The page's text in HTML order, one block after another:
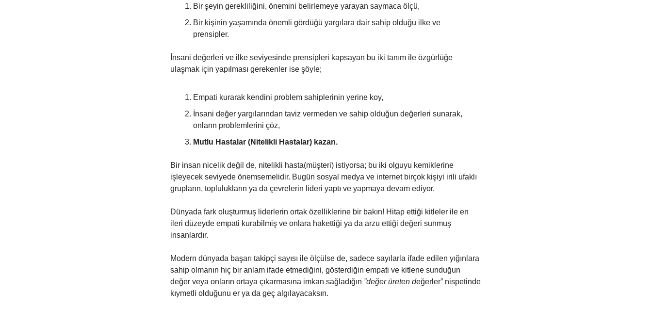
Bir şeyin gerekliliğini, önemini belirlemeye yarayan saymaca ölçü,
Bir kişinin yaşamında önemli gördüğü yargılara dair sahip olduğu ilke ve
prensipler.
İnsani değerleri ve ilke seviyesinde prensipleri kapsayan bu iki tanım ile özgürlüğe
ulaşmak için yapılması gerekenler ise şöyle;
Empati kurarak kendini problem sahiplerinin yerine koy,
İnsani değer yargılarından taviz vermeden ve sahip olduğun değerleri sunarak,
onların problemlerini çöz,
Mutlu Hastalar (Nitelikli Hastalar) kazan.
Bir insan nicelik değil de, nitelikli hasta(müşteri) istiyorsa; bu iki olguyu kemiklerine
işleyecek seviyede önemsemelidir. Bugün sosyal medya ve internet birçok kişiyi irili ufaklı
grupların, toplulukların ya da çevrelerin lideri yaptı ve yapmaya devam ediyor.
Dünyada fark oluşturmuş liderlerin ortak özelliklerine bir bakın! Hitap ettiği kitleler ile en
ileri düzeyde empati kurabilmiş ve onlara hakettiği ya da arzu ettiği değeri sunmuş
insanlardır.
Modern dünyada başarı takipçi sayısı ile ölçülse de, sadece sayılarla ifade edilen yığınlara
sahip olmanın hiç bir anlam ifade etmediğini, gösterdiğin empati ve kitlene sunduğun
değer veya onların ortaya çıkarmasına imkan sağladığın ”değer üreten değerler” nispetinde
kıymetli olduğunu er ya da geç algılayacaksın.